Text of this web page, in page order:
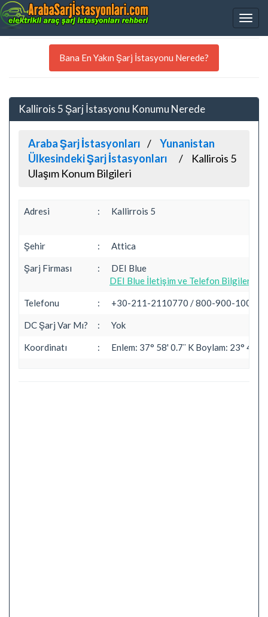
Bana En Yakın Şarj İstasyonu Nerede?
Kallirois 5 Şarj İstasyonu Konumu Nerede
Araba Şarj İstasyonları
Yunanistan
Ülkesindeki Şarj İstasyonları
Kallirois 5
Ulaşım Konum Bilgileri
Adresi : Kallirrois 5
Şehir : Attica
Şarj Firması :
DEI Blue
DEI Blue İletişim ve Telefon Bilgileri
Telefonu : +30-211-2110770 / 800-900-1000
DC Şarj Var Mı? : Yok
Koordinatı : Enlem: 37° 58' 0.7¨ K Boylam: 23° 43'